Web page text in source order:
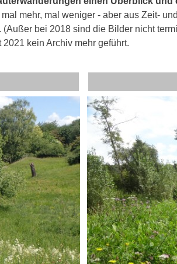
mehr, mal weniger - aber aus Zeit-
(Außer bei 2018 sind die Bilder nicht
kein Archiv mehr geführt.